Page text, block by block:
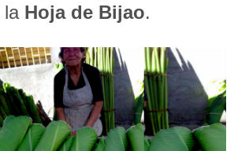
la Hoja de Bijao.